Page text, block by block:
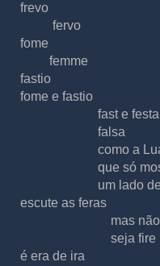
frevo
fervo
fome
femme
fastio
fome e fastio
fast e festa
falsa
como a
que só
um lado de
escute as feras
mas não se
seja fire
é era de ira